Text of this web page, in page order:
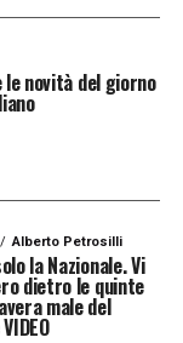
novità del giorno
Alberto Petrosilli
la Nazionale. Vi
dietro le quinte
male del